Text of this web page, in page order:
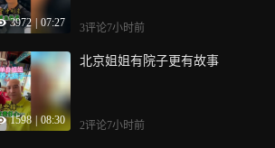
3972 07:27 3评论7小时前
1598 08:30
北京姐姐有院子更有故事
2评论7小时前